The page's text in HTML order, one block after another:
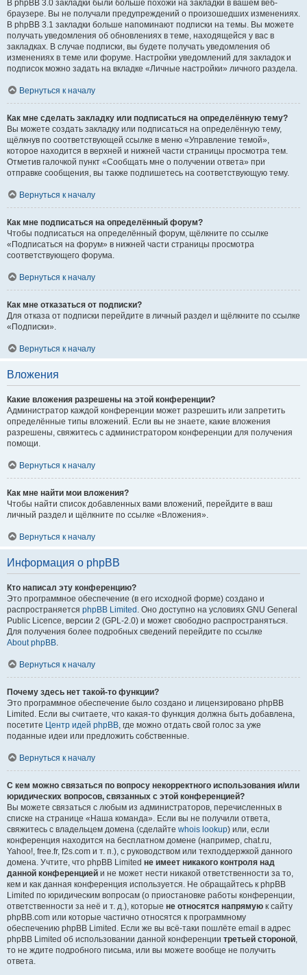
В phpBB 3.0 закладки были больше похожи на закладки в вашем веб-
браузере. Вы не получали предупреждений о произошедших изменениях.
В phpBB 3.1 закладки больше напоминают подписки на темы. Вы можете
получать уведомления об обновлениях в теме, находящейся у вас в
закладках. В случае подписки, вы будете получать уведомления об
изменениях в теме или форуме. Настройки уведомлений для закладок и
подписок можно задать на вкладке «Личные настройки» личного раздела.
Вернуться к началу
Как мне сделать закладку или подписаться на определённую тему?
Вы можете создать закладку или подписаться на определённую тему,
щёлкнув по соответствующей ссылке в меню «Управление темой»,
которое находится в верхней и нижней части страницы просмотра тем.
Отметив галочкой пункт «Сообщать мне о получении ответа» при
отправке сообщения, вы также подпишетесь на соответствующую тему.
Вернуться к началу
Как мне подписаться на определённый форум?
Чтобы подписаться на определённый форум, щёлкните по ссылке
«Подписаться на форум» в нижней части страницы просмотра
соответствующего форума.
Вернуться к началу
Как мне отказаться от подписки?
Для отказа от подписки перейдите в личный раздел и щёлкните по ссылке
«Подписки».
Вернуться к началу
Вложения
Какие вложения разрешены на этой конференции?
Администратор каждой конференции может разрешить или запретить
определённые типы вложений. Если вы не знаете, какие вложения
разрешены, свяжитесь с администратором конференции для получения
помощи.
Вернуться к началу
Как мне найти мои вложения?
Чтобы найти список добавленных вами вложений, перейдите в ваш
личный раздел и щёлкните по ссылке «Вложения».
Вернуться к началу
Информация о phpBB
Кто написал эту конференцию?
Это программное обеспечение (в его исходной форме) создано и
распространяется phpBB Limited . Оно доступно на условиях GNU General
Public Licence, версии 2 (GPL-2.0) и может свободно распространяться.
Для получения более подробных сведений перейдите по ссылке
About phpBB.
Вернуться к началу
Почему здесь нет такой-то функции?
Это программное обеспечение было создано и лицензировано phpBB
Limited. Если вы считаете, что какая-то функция должна быть добавлена,
посетите Центр идей phpBB, где можно отдать свой голос за уже
поданные идеи или предложить собственные.
Вернуться к началу
С кем можно связаться по вопросу некорректного использования и/или
юридических вопросов, связанных с этой конференцией?
Вы можете связаться с любым из администраторов, перечисленных в
списке на странице «Наша команда». Если вы не получили ответа,
свяжитесь с владельцем домена (сделайте whois lookup) или, если
конференция находится на бесплатном домене (например, chat.ru,
Yahoo!, free.fr, f2s.com и т. п.), с руководством или техподдержкой данного
домена. Учтите, что phpBB Limited не имеет никакого контроля над
данной конференцией и не может нести никакой ответственности за то,
кем и как данная конференция используется. Не обращайтесь к phpBB
Limited по юридическим вопросам (о приостановке работы конференции,
ответственности за неё и т. д.), которые не относятся напрямую к сайту
phpBB.com или которые частично относятся к программному
обеспечению phpBB Limited. Если же вы всё-таки пошлёте email в адрес
phpBB Limited об использовании данной конференции третьей стороной,
то не ждите подробного письма, или вы можете вообще не получить
ответа.